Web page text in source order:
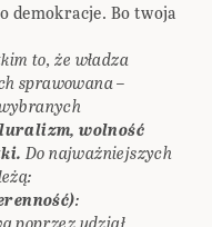
demokracje. Bo twoja
to, że władza
sprawowana –
wolność
Do najważniejszych
: